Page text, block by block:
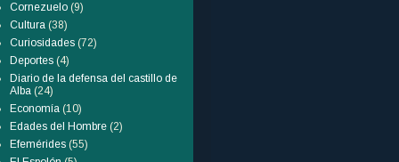
Cornezuelo (9)
Cultura (38)
Curiosidades (72)
Deportes (4)
Diario de la defensa del castillo de
Alba (24)
Economía (10)
Edades del Hombre (2)
Efemérides (55)